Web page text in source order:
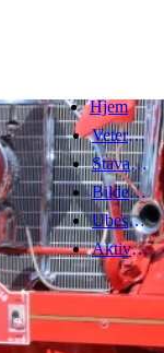
Hjem
Veteranbrannbiltreff 2008
Stavanger Brannbilklubb
Bildegalleri
Ubesvarte innlegg
Aktive emner